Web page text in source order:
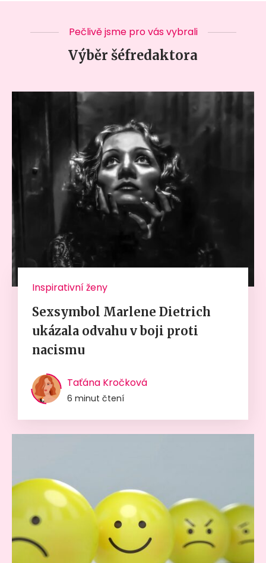
Pečlivě jsme pro vás vybrali
Výběr šéfredaktora
Inspirativní ženy
Sexsymbol Marlene Dietrich
ukázala odvahu v boji proti
nacismu
Taťána Kročková
6 minut čtení